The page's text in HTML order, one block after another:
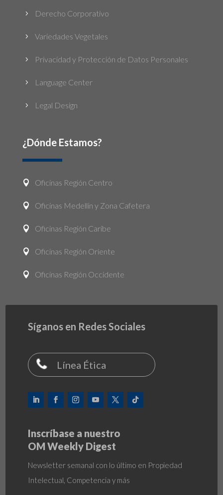
5 Derecho Corporativo
5 Variedades Vegetales
5 Privacidad y Protección de Datos Personales
5 Language Center
5 Legal Design
¿Dónde Estamos?
 Oficinas Región Centro
 Oficinas Medellín y Zona Cafetera
 Oficinas Región Caribe
 Oficinas Región Oriente
 Oficinas Región Occidente
Síganos en Redes Sociales
Línea Ética
Inscríbase a nuestro
OM Weekly Digest
Newsletter semanal con lo último en Propiedad
Intelectual, Competencia y más